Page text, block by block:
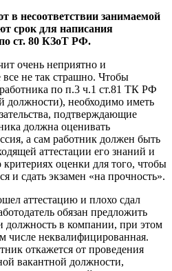
несоответствии занимаемой
срок для написания
ст. 80 КЗоТ РФ.
очень неприятно и
не так страшно. Чтобы
по п.3 ч.1 ст.81 ТК РФ
должности), необходимо иметь
подтверждающие
должна оценивать
а сам работник должен быть
аттестации его знаний и
оценки для того, чтобы
и сдать экзамен «на прочность».
аттестацию и плохо сдал
обязан предложить
должность в компании, при этом
числе неквалифицированная.
откажется от проведения
вакантной должности,